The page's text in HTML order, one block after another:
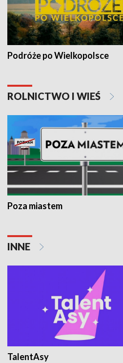
Podróże po Wielkopolsce
ROLNICTWO I WIEŚ
Poza miastem
INNE
TalentAsy